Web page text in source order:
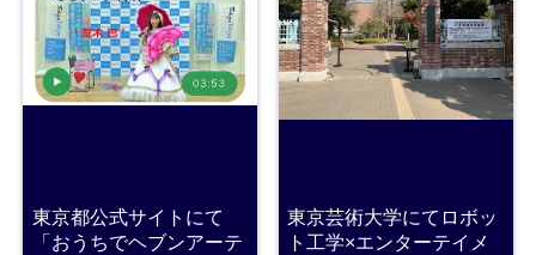
東京都公式サイトにて
「おうちでヘブンアーテ
東京芸術大学にてロボッ
ト工学×エンターテイメ